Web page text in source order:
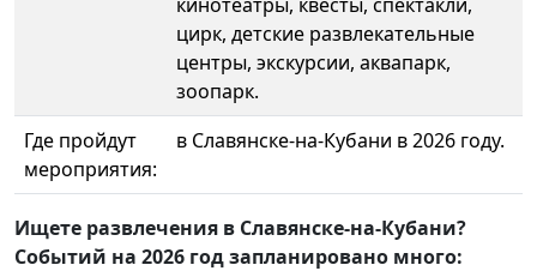
цирк, детские развлекательные
центры, экскурсии, аквапарк,
зоопарк.
Где пройдут
мероприятия:
в Славянске-на-Кубани в 2026 году.
Ищете развлечения в Славянске-на-Кубани?
Событий на 2026 год запланировано много: